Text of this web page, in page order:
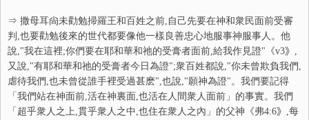
⇒ 撒母耳尙未勸勉掃羅王和百姓之前,自己先要在神和衆民面前受審
判,也要勸勉後來的世代都要像他一樣良善忠心地服事神服事人。他
說,"我在這裡;你們要在耶和華和祂的受膏者面前,給我作見證"《v3》 ,
又說,"有耶和華和祂的受膏者今日為證";衆百姓都說,"你未曾欺負我們,
虐待我們,也未曾從誰手裡受過甚麽",也說,"願神為證"。我們要記得
「我們站在神面前,活在神裏面,也活在人間衆人面前」的事實。我們
「超乎衆人之上,貫乎衆人之中,也住在衆人之內」的父神《弗4:6》 ,每